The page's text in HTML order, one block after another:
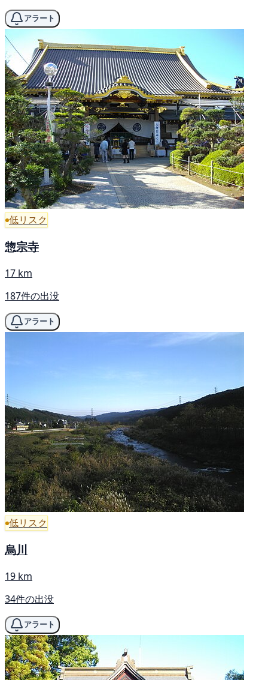
アラート
低リスク
惣宗寺
17 km
187件の出没
アラート
低リスク
烏川
19 km
34件の出没
アラート